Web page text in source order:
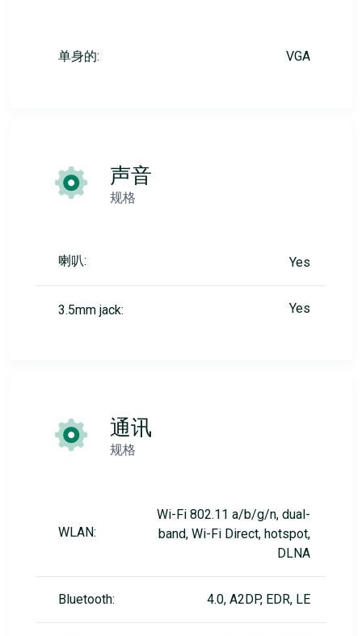
单身的: VGA
声音
规格
喇叭: Yes
3.5mm jack: Yes
通讯
规格
WLAN:
Wi-Fi 802.11 a/b/g/n, dual-
band, Wi-Fi Direct, hotspot,
DLNA
Bluetooth: 4.0, A2DP, EDR, LE